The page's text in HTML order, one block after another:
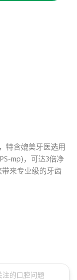
特含媲美牙医选用
mp)，可达3倍净
来专业级的牙齿
注的口腔问题